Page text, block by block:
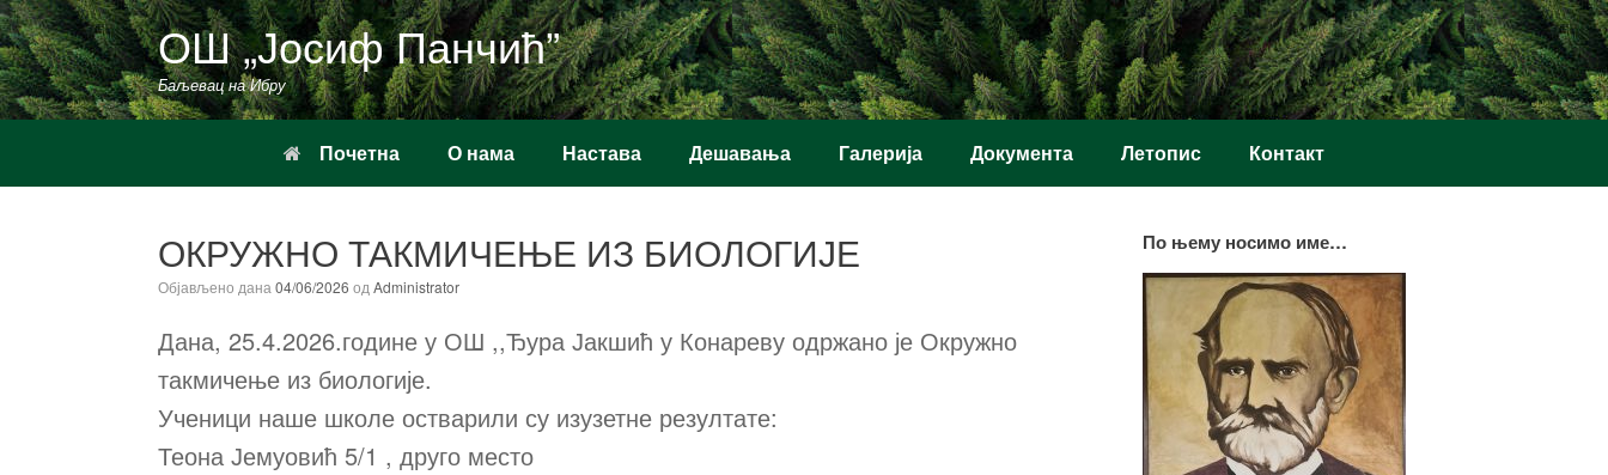
Пређи
на
садржај
ОШ „Јосиф Панчић”
Баљевац на Ибру
Почетна О нама Настава Дешавања Галерија Документа Летопис Контакт
ОКРУЖНО ТАКМИЧЕЊЕ ИЗ БИОЛОГИЈЕ
Објављено дана 04/06/2026 од Administrator
Дана, 25.4.2026.године у ОШ ,,Ђура Јакшић у Конареву одржано је Окружно
такмичење из биологије.
Ученици наше школе остварили су изузетне резултате:
Теона Јемуовић 5/1 , друго место
По њему носимо име…